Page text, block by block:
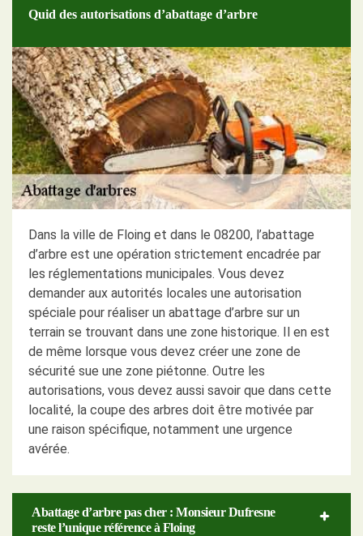
Quid des autorisations d’abattage d’arbre
Dans la ville de Floing et dans le 08200, l’abattage
d’arbre est une opération strictement encadrée par
les réglementations municipales. Vous devez
demander aux autorités locales une autorisation
spéciale pour réaliser un abattage d’arbre sur un
terrain se trouvant dans une zone historique. Il en est
de même lorsque vous devez créer une zone de
sécurité sue une zone piétonne. Outre les
autorisations, vous devez aussi savoir que dans cette
localité, la coupe des arbres doit être motivée par
une raison spécifique, notamment une urgence
avérée.
Abattage d’arbre pas cher : Monsieur Dufresne
reste l’unique référence à Floing